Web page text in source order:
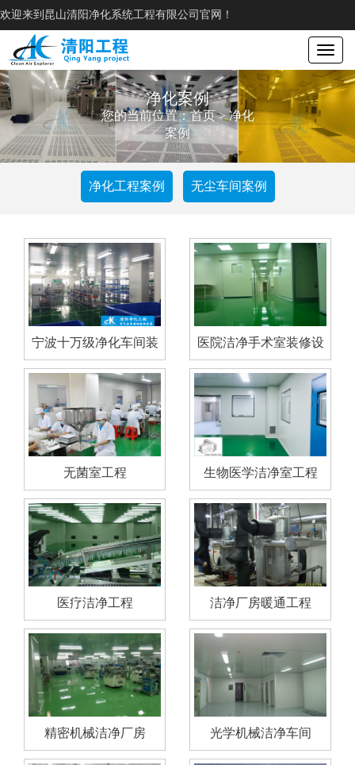
欢迎来到昆山清阳净化系统工程有限公司官网！
Toggle
净化案例
您的当前位置：首页>净化
案例
净化工程案例 无尘车间案例
宁波十万级净化车间装
修—清阳净化经验丰富
医院洁净手术室装修设
计
无菌室工程 生物医学洁净室工程
医疗洁净工程 洁净厂房暖通工程
精密机械洁净厂房 光学机械洁净车间